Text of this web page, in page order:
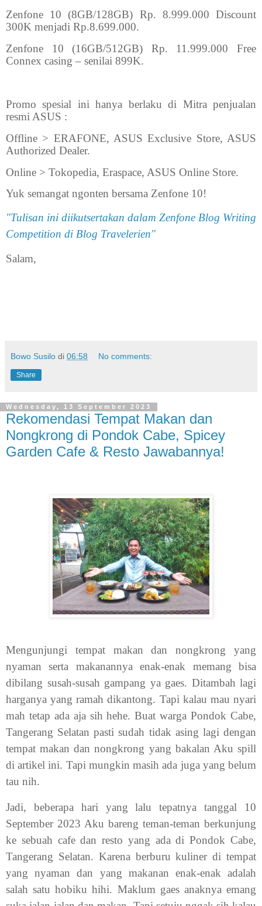
Zenfone 10 (8GB/128GB) Rp. 8.999.000 Discount
300K menjadi Rp.8.699.000.
Zenfone 10 (16GB/512GB) Rp. 11.999.000 Free
Connex casing – senilai 899K.
Promo spesial ini hanya berlaku di Mitra penjualan
resmi ASUS :
Offline > ERAFONE, ASUS Exclusive Store, ASUS
Authorized Dealer.
Online > Tokopedia, Eraspace, ASUS Online Store.
Yuk semangat ngonten bersama Zenfone 10!
"Tulisan ini diikutsertakan dalam Zenfone Blog Writing
Competition di Blog Travelerien"
Salam,
Bowo Susilo di 06:58 No comments:
Share
Wednesday, 13 September 2023
Rekomendasi Tempat Makan dan
Nongkrong di Pondok Cabe, Spicey
Garden Cafe & Resto Jawabannya!
Mengunjungi tempat makan dan nongkrong yang
nyaman serta makanannya enak-enak memang bisa
dibilang susah-susah gampang ya gaes. Ditambah lagi
harganya yang ramah dikantong. Tapi kalau mau nyari
mah tetap ada aja sih hehe. Buat warga Pondok Cabe,
Tangerang Selatan pasti sudah tidak asing lagi dengan
tempat makan dan nongkrong yang bakalan Aku spill
di artikel ini. Tapi mungkin masih ada juga yang belum
tau nih.
Jadi, beberapa hari yang lalu tepatnya tanggal 10
September 2023 Aku bareng teman-teman berkunjung
ke sebuah cafe dan resto yang ada di Pondok Cabe,
Tangerang Selatan. Karena berburu kuliner di tempat
yang nyaman dan yang makanan enak-enak adalah
salah satu hobiku hihi. Maklum gaes anaknya emang